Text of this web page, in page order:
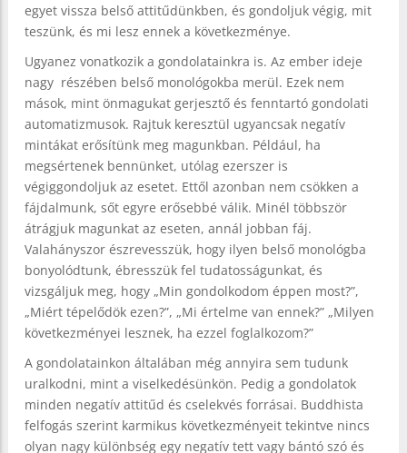
egyet vissza belső attitűdünkben, és gondoljuk végig, mit
teszünk, és mi lesz ennek a következménye.
Ugyanez vonatkozik a gondolatainkra is. Az ember ideje
nagy részében belső monológokba merül. Ezek nem
mások, mint önmagukat gerjesztő és fenntartó gondolati
automatizmusok. Rajtuk keresztül ugyancsak negatív
mintákat erősítünk meg magunkban. Például, ha
megsértenek bennünket, utólag ezerszer is
végiggondoljuk az esetet. Ettől azonban nem csökken a
fájdalmunk, sőt egyre erősebbé válik. Minél többször
átrágjuk magunkat az eseten, annál jobban fáj.
Valahányszor észrevesszük, hogy ilyen belső monológba
bonyolódtunk, ébresszük fel tudatosságunkat, és
vizsgáljuk meg, hogy „Min gondolkodom éppen most?”,
„Miért tépelődök ezen?”, „Mi értelme van ennek?” „Milyen
következményei lesznek, ha ezzel foglalkozom?”
A gondolatainkon általában még annyira sem tudunk
uralkodni, mint a viselkedésünkön. Pedig a gondolatok
minden negatív attitűd és cselekvés forrásai. Buddhista
felfogás szerint karmikus következményeit tekintve nincs
olyan nagy különbség egy negatív tett vagy bántó szó és